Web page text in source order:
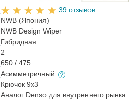
39 отзывов
NWB (Япония)
NWB Design Wiper
Гибридная
2
650 / 475
Асимметричный
Крючок 9x3
Аналог Denso для внутреннего рынка